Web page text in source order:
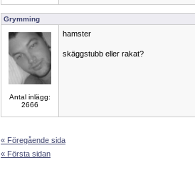
Grymming
Antal inlägg:
2666
hamster
skäggstubb eller rakat?
« Föregående sida
« Första sidan